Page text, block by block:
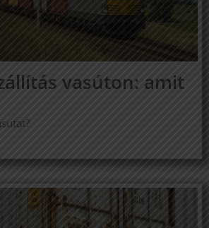
vasúton: amit